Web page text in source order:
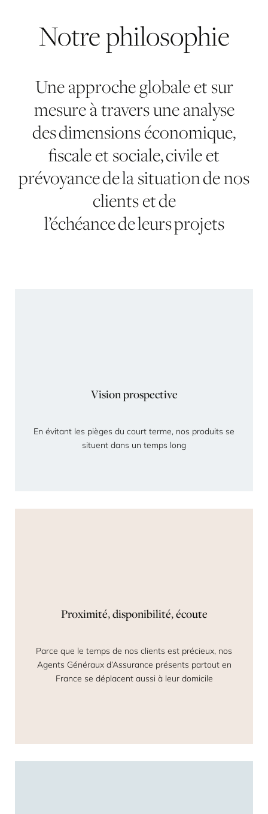
Notrephilosophie
Une approche globale et sur
mesure à travers une analyse
des dimensions économique,
fiscale et sociale, civile et
prévoyance de la situation de nos
clients et de
l’échéance de leurs projets
Vision prospective
En évitant les pièges du court terme, nos produits se
situent dans un temps long
Proximité, disponibilité, écoute
Parce que le temps de nos clients est précieux, nos
Agents Généraux d’Assurance présents partout en
France se déplacent aussi à leur domicile